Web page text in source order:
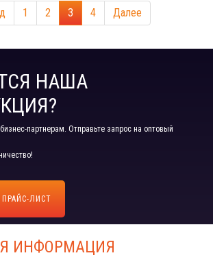
1 2 3 4 Далее
НАША
партнерам. Отправьте запрос на оптовый
ЛИСТ
ИНФОРМАЦИЯ